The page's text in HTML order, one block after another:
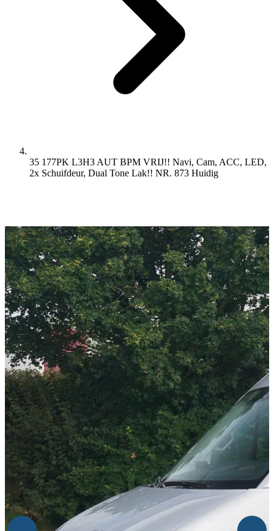
35 177PK L3H3 AUT BPM VRIJ!! Navi, Cam, ACC, LED,
2x Schuifdeur, Dual Tone Lak!! NR. 873 Huidig